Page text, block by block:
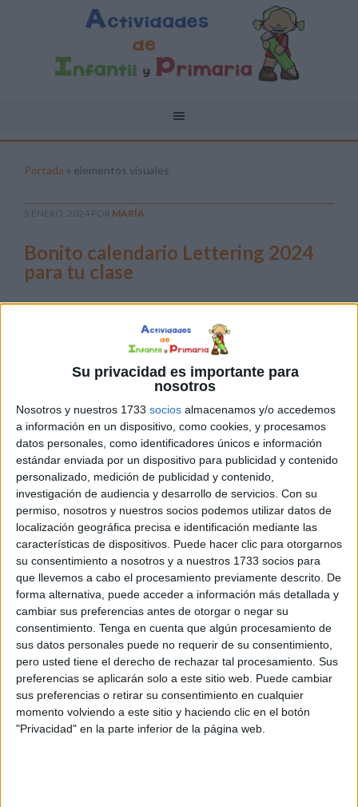
Su privacidad es importante para
nosotros
Nosotros y nuestros 1733 socios almacenamos y/o accedemos
a información en un dispositivo, como cookies, y procesamos
datos personales, como identificadores únicos e información
estándar enviada por un dispositivo para publicidad y contenido
personalizado, medición de publicidad y contenido,
investigación de audiencia y desarrollo de servicios. Con su
permiso, nosotros y nuestros socios podemos utilizar datos de
localización geográfica precisa e identificación mediante las
características de dispositivos. Puede hacer clic para otorgarnos
su consentimiento a nosotros y a nuestros 1733 socios para
que llevemos a cabo el procesamiento previamente descrito. De
forma alternativa, puede acceder a información más detallada y
cambiar sus preferencias antes de otorgar o negar su
consentimiento. Tenga en cuenta que algún procesamiento de
sus datos personales puede no requerir de su consentimiento,
pero usted tiene el derecho de rechazar tal procesamiento. Sus
preferencias se aplicarán solo a este sitio web. Puede cambiar
sus preferencias o retirar su consentimiento en cualquier
momento volviendo a este sitio y haciendo clic en el botón
"Privacidad" en la parte inferior de la página web.
Portada » elementos visuales
5 ENERO, 2024 POR MARÍA
Bonito calendario Lettering 2024
para tu clase
Bonito
calendario Lettering 2024 para tu clase En este
emocionante artículo, te presentamos un bonito
calendario lettering para decorar tu clase y mantener a
tus estudiantes organizados durante el año 2024. El
lettering es una técnica de escritura artística que
combina tipografías creativas y elementos visuales para
crear diseños llamativos. Con este calendario, no solo […]
Publicado en:Decoración Etiquetado como: 2024 ,Adición,
ambiente educativo,anotaciones, artículo ,Atractivo,
blog,bonito,calendario,calendario lettering ,clase,colgar,
creatividad,decoración personalizada,decorar ,diseños
llamativos ,elementos visuales ,entorno educativo,escritura
artística,espacio en blanco,estético ,estilo,estilo visualmente
atractivo,estudiantes,festividades,funcionalidad,habilidades
creativas,información,inspiración,inspiración creativa,
inspirador interesante ,lettering, organización,organizados